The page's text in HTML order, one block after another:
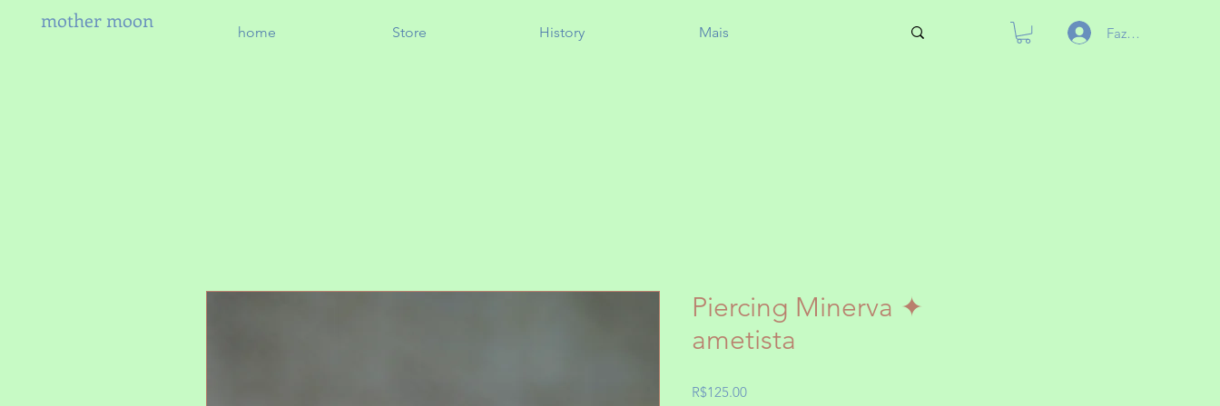
mother moon
home Store History Mais Fazer login
Piercing Minerva ✦
ametista
R$125.00Price